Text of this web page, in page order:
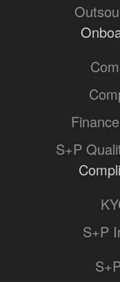
S+P
S+P